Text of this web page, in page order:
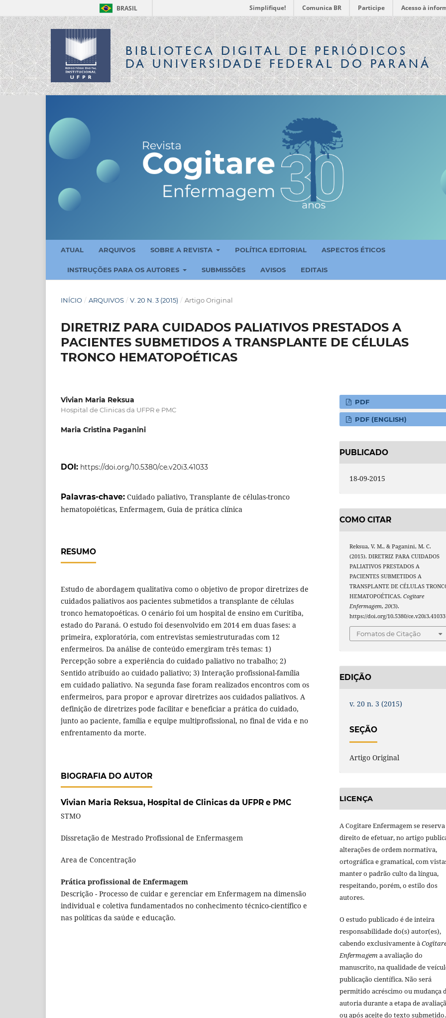
BRASIL Simplifique! Comunica BR Participe Acesso à
BIBLIOTECA DIGITALDE PERIÓDICOS
DA UNIVERSIDADE FEDERAL DO PARANÁ
ATUAL ARQUIVOS SOBRE A REVISTA POLÍTICA EDITORIAL ASPECTOS ÉTICOS
INSTRUÇÕES PARA OS AUTORES SUBMISSÕES AVISOS EDITAIS
INÍCIO / ARQUIVOS / V. 20 N. 3 (2015) / Artigo Original
DIRETRIZ PARA CUIDADOS PALIATIVOS PRESTADOS A
PACIENTES SUBMETIDOS A TRANSPLANTE DE CÉLULAS
TRONCO HEMATOPOÉTICAS
Vivian Maria Reksua
Hospital de Clinicas da UFPR e PMC
Maria Cristina Paganini
DOI: https://doi.org/10.5380/ce.v20i3.41033
Palavras-chave: Cuidado paliativo, Transplante de células-tronco
hematopoiéticas, Enfermagem, Guia de prática clínica
RESUMO
Estudo de abordagem qualitativa como o objetivo de propor diretrizes de
cuidados paliativos aos pacientes submetidos a transplante de células
tronco hematopoéticas. O cenário foi um hospital de ensino em Curitiba,
estado do Paraná. O estudo foi desenvolvido em 2014 em duas fases: a
primeira, exploratória, com entrevistas semiestruturadas com 12
enfermeiros. Da análise de conteúdo emergiram três temas: 1)
Percepção sobre a experiência do cuidado paliativo no trabalho; 2)
Sentido atribuído ao cuidado paliativo; 3) Interação profissional-família
em cuidado paliativo. Na segunda fase foram realizados encontros com os
enfermeiros, para propor e aprovar diretrizes aos cuidados paliativos. A
definição de diretrizes pode facilitar e beneficiar a prática do cuidado,
junto ao paciente, família e equipe multiprofissional, no final de vida e no
enfrentamento da morte.
BIOGRAFIA DO AUTOR
Vivian Maria Reksua, Hospital de Clinicas da UFPR e PMC
STMO
Dissretação de Mestrado Profissional de Enfermasgem
Area de Concentração
Prática profissional de Enfermagem
Descrição - Processo de cuidar e gerenciar em Enfermagem na dimensão
individual e coletiva fundamentados no conhecimento técnico-científico e
nas políticas da saúde e educação.
PDF
PDF (ENGLISH)
PUBLICADO
18-09-2015
COMO CITAR
Reksua, V. M., & Paganini, M. C.
(2015). DIRETRIZ PARA CUIDADOS
PALIATIVOS PRESTADOS A
PACIENTES SUBMETIDOS A
TRANSPLANTE DE CÉLULAS
HEMATOPOÉTICAS.Cogitare
Enfermagem,20(3).
https://doi.org/10.5380/ce.v20i3.41033
Fomatos de Citação
EDIÇÃO
v. 20 n. 3 (2015)
SEÇÃO
Artigo Original
LICENÇA
A Cogitare Enfermagem se
direito de efetuar, no artigo
alterações de ordem normativa,
ortográfica e gramatical, com
manter o padrão culto da língua,
respeitando, porém, o estilo dos
autores.
O estudo publicado é de inteira
responsabilidade do(s) autor(es),
cabendo exclusivamente à
Enfermagema avaliação do
manuscrito, na qualidade de
publicação científica. Não será
permitido acréscimo ou mudança
autoria durante a etapa de
ou após aceite do texto submetido.